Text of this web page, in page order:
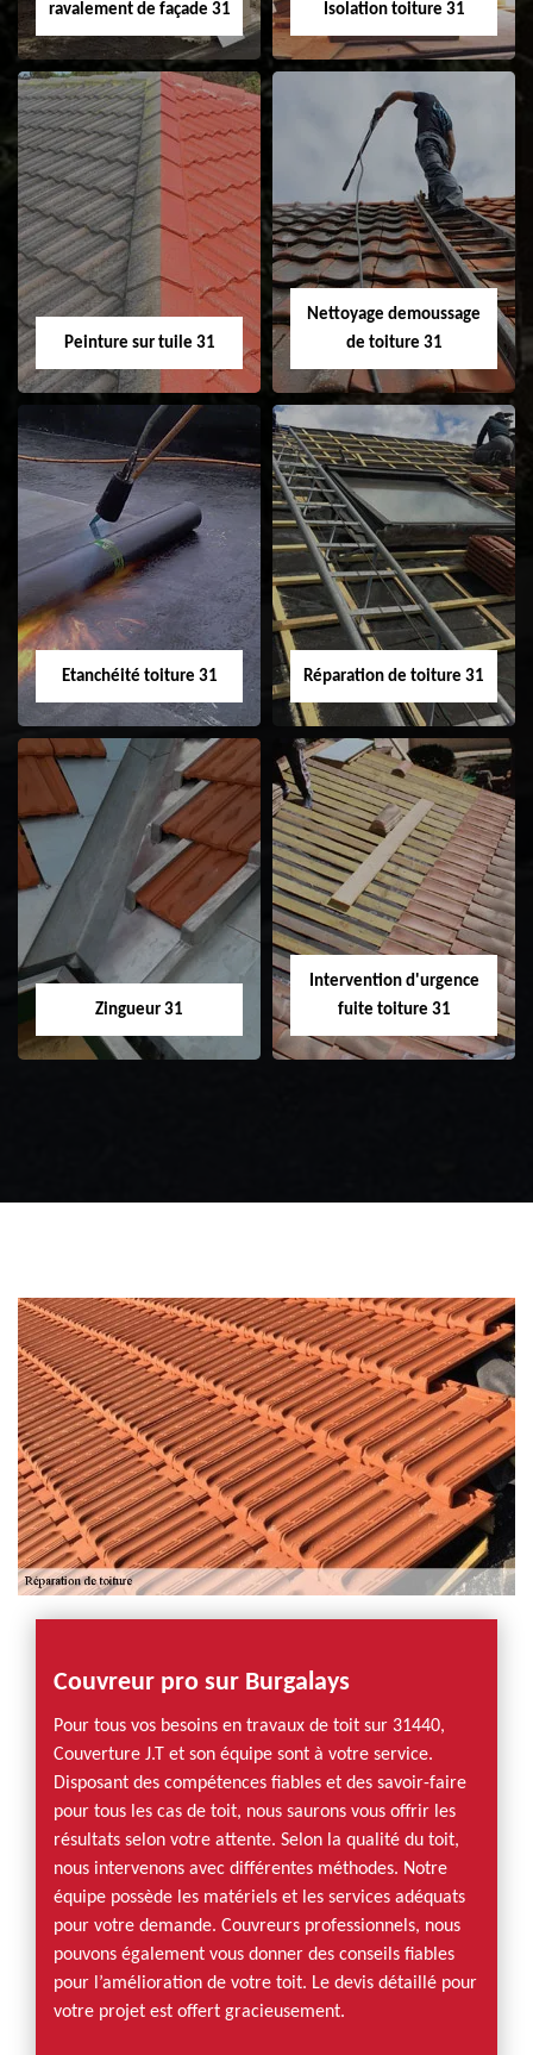
ravalement de façade 31
Nettoyage et
ravalement de
façade 31
Isolation toiture 31
Isolation toiture 31
Peinture sur tuile 31
Peinture sur tuile
31
Nettoyage demoussage
de toiture 31
Nettoyage
demoussage de
toiture 31
Etanchéité toiture 31
Etanchéité toiture
31
Réparation de toiture 31
Réparation de
toiture 31
Zingueur 31
Intervention d'urgence
fuite toiture 31
Couvreur pro sur Burgalays
Pour tous vos besoins en travaux de toit sur 31440,
Couverture J.T et son équipe sont à votre service.
Disposant des compétences fiables et des savoir-faire
pour tous les cas de toit, nous saurons vous offrir les
résultats selon votre attente. Selon la qualité du toit,
nous intervenons avec différentes méthodes. Notre
équipe possède les matériels et les services adéquats
pour votre demande. Couvreurs professionnels, nous
pouvons également vous donner des conseils fiables
pour l’amélioration de votre toit. Le devis détaillé pour
votre projet est offert gracieusement.